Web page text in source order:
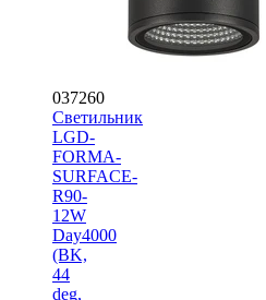
037260
Светильник
LGD-
FORMA-
SURFACE-
R90-
12W
Day4000
(BK,
44
deg,